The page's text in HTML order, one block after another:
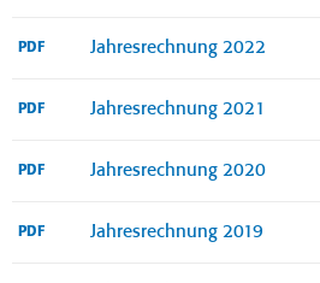
PDF Jahresrechnung 2022
PDF Jahresrechnung 2021
PDF Jahresrechnung 2020
PDF Jahresrechnung 2019